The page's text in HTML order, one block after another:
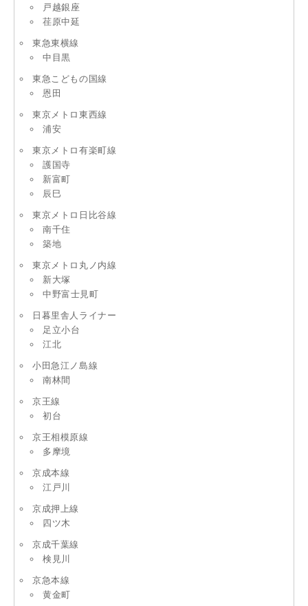
戸越銀座
荏原中延
東急東横線
中目黒
東急こどもの国線
恩田
東京メトロ東西線
浦安
東京メトロ有楽町線
護国寺
新富町
辰巳
東京メトロ日比谷線
南千住
築地
東京メトロ丸ノ内線
新大塚
中野富士見町
日暮里舎人ライナー
足立小台
江北
小田急江ノ島線
南林間
京王線
初台
京王相模原線
多摩境
京成本線
江戸川
京成押上線
四ツ木
京成千葉線
検見川
京急本線
黄金町